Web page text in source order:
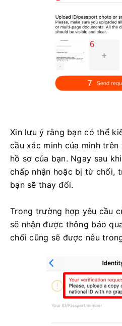
Xin lưu ý rằng bạn có thể
cầu xác minh của mình
hồ sơ của bạn. Ngay sau
chấp nhận hoặc bị từ chối,
bạn sẽ thay đổi.
Trong trường hợp yêu cầu
sẽ nhận được thông báo
chối cũng sẽ được nêu